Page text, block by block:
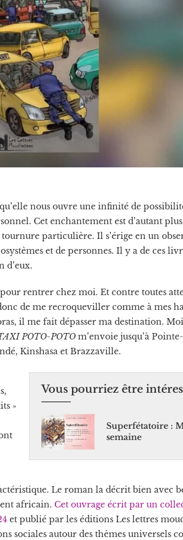
nous ouvre une infinité de
Cet enchantement est d’autant
particulière. Il s’érige en un
et de personnes. Il y a de ces
d’eux.
rentrer chez moi. Et contre toutes
de me recroqueviller comme à mes
il me fait dépasser ma destination.
POTO-POTO m’envoie jusqu’à
Kinshasa et Brazzaville.
Vous pourriez être
Superfétatoire :
semaine
»
Le roman la décrit bien avec
africain. Cet ouvrage écrit par un
et publié par les éditions Les lettres
sociales autour des thèmes universels